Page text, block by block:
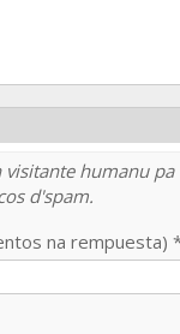
visitante humanu pa
d'spam.
na rempuesta)